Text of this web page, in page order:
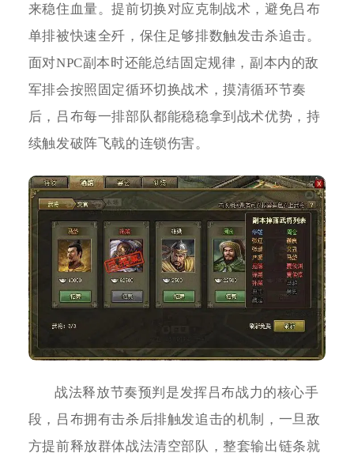
来稳住血量。提前切换对应克制战术，避免吕布
单排被快速全歼，保住足够排数触发击杀追击。
面对NPC副本时还能总结固定规律，副本内的敌
军排会按照固定循环切换战术，摸清循环节奏
后，吕布每一排部队都能稳稳拿到战术优势，持
续触发破阵飞戟的连锁伤害。
战法释放节奏预判是发挥吕布战力的核心手
段，吕布拥有击杀后排触发追击的机制，一旦敌
方提前释放群体战法清空部队，整套输出链条就